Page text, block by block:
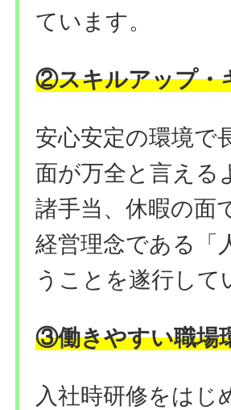
ています。
②スキルアップ・
安心安定の環境で
面が万全と言える
諸手当、休暇の面
経営理念である「
うことを遂行して
③働きやすい職場
入社時研修をはじ